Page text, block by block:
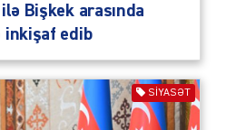
Bişkek arasında
edib
SIYASƏT